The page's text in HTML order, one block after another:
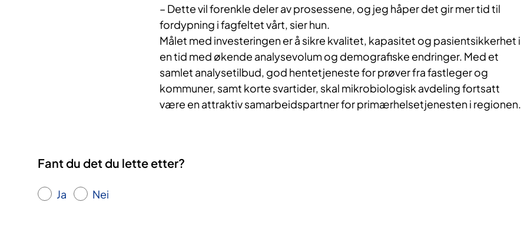
– Dette vil forenkle deler av prosessene, og jeg håper det gir mer tid til
fordypning i fagfeltet vårt, sier hun.
Målet med investeringen er å sikre kvalitet, kapasitet og pasientsikkerhet i
en tid med økende analysevolum og demografiske endringer. Med et
samlet analysetilbud, god hentetjeneste for prøver fra fastleger og
kommuner, samt korte svartider, skal mikrobiologisk avdeling fortsatt
være en attraktiv samarbeidspartner for primærhelsetjenesten i regionen.
Fant du det du lette etter?
Ja Nei